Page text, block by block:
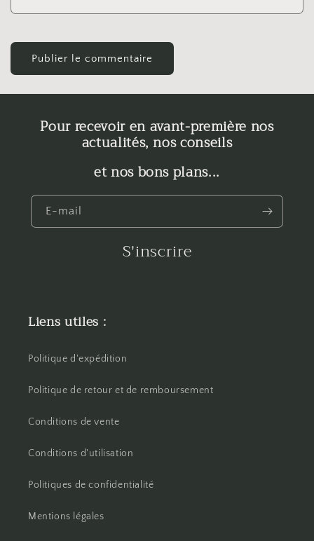
Pour recevoir en avant-première nos
actualités, nos conseils
et nos bons plans...
E-mail
S'inscrire
Liens utiles :
Politique d'expédition
Politique de retour et de remboursement
Conditions de vente
Conditions d'utilisation
Politiques de confidentialité
Mentions légales